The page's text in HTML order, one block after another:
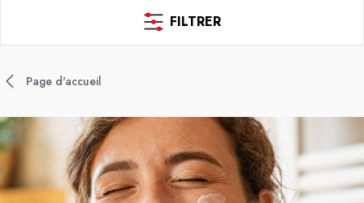
FILTRER
Page d'accueil